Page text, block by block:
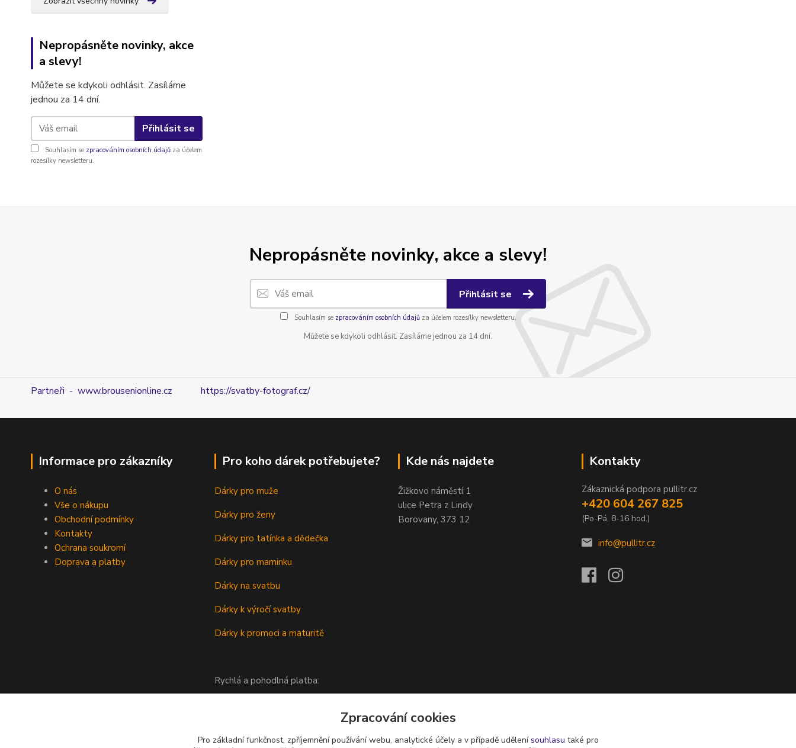
Nepropásněte novinky, akce
a slevy!
Můžete se kdykoli odhlásit. Zasíláme
jednou za 14 dní.
Přihlásit se
Souhlasím se zpracováním osobních údajů za účelem
rozesílky newsletteru.
Nepropásněte novinky, akce a slevy!
Přihlásit se
Souhlasím se zpracováním osobních údajůza účelem rozesílky newsletteru.
Můžete se kdykoli odhlásit. Zasíláme jednou za 14 dní.
Partneři - www.brousenionline.cz https://svatby-fotograf.cz/
Informace pro zákazníky
O nás
Vše o nákupu
Obchodní podmínky
Kontakty
Ochrana soukromí
Doprava a platby
Pro koho dárek potřebujete?
Dárky pro muže
Dárky pro ženy
Dárky pro tatínka a dědečka
Dárky pro maminku
Dárky na svatbu
Dárky k výročí svatby
Dárky k promoci a maturitě
Rychlá a pohodlná platba:
Kde nás najdete
Žižkovo náměstí 1
ulice Petra z Lindy
Borovany, 373 12
Kontakty
Zákaznická podpora pullitr.cz
+420 604 267 825
(Po-Pá, 8-16 hod.)
info@pullitr.cz
Zpracování cookies
Pro základní funkčnost, zpříjemnění používání webu, analytické účely a v případě udělenísouhlasu také pro